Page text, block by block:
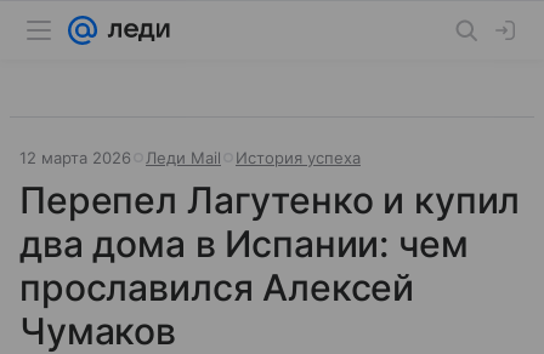
12 марта 2026 Леди Mail История успеха
Перепел Лагутенко и купил
два дома в Испании: чем
прославился Алексей
Чумаков